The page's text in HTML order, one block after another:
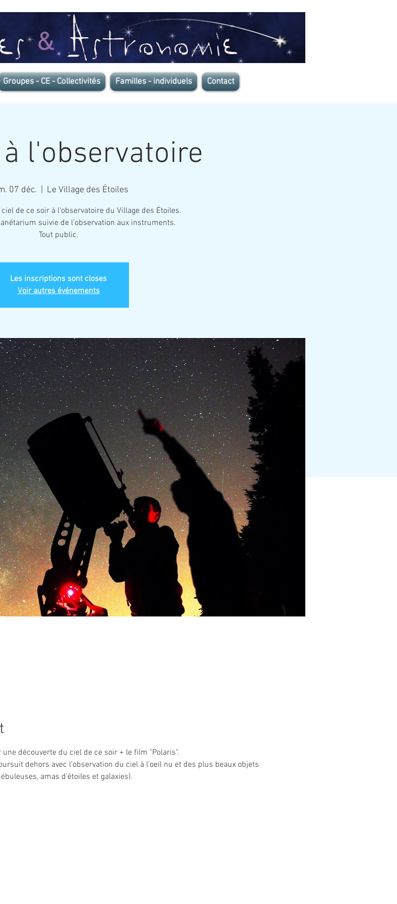
Groupes - CE - Collectivités Familles - individuels Contact
l'observatoire
07 déc. Le Village des Étoiles
de ce soir à l'observatoire du Village des Étoiles.
suivie de l'observation aux instruments.
Tout public.
Les inscriptions sont closes
Voir autres événements
découverte du ciel de ce soir + le film "Polaris".
dehors avec l'observation du ciel à l'oeil nu et des plus beaux objets
amas d'étoiles et galaxies).